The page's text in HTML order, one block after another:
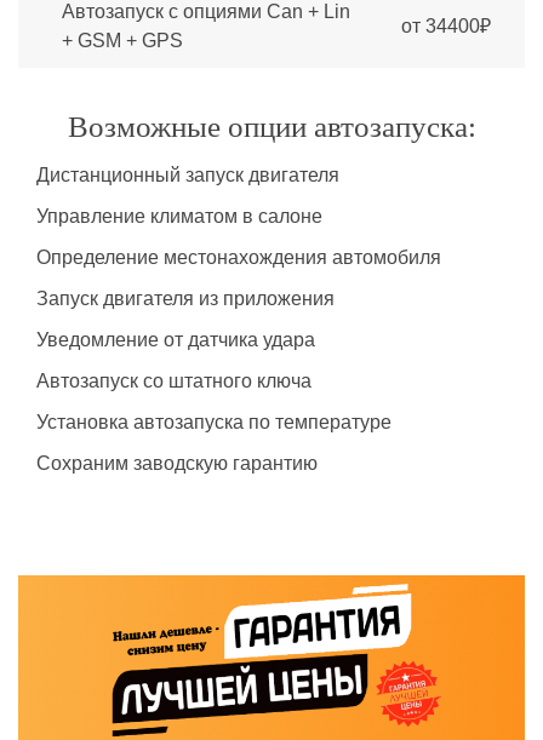
Автозапуск с опциями Can + Lin
+ GSM + GPS
от 34400₽
Возможные опции автозапуска:
Дистанционный запуск двигателя
Управление климатом в салоне
Определение местонахождения автомобиля
Запуск двигателя из приложения
Уведомление от датчика удара
Автозапуск со штатного ключа
Установка автозапуска по температуре
Сохраним заводскую гарантию